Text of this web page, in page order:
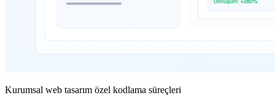
Kurumsal web tasarım özel kodlama süreçleri